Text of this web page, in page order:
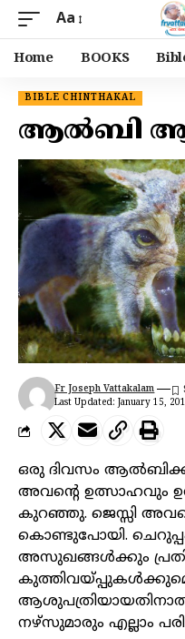
Aa
Home BOOKS
BIBLE CHINTHAKAL
ആൽബി
Last Updated: January 15,
Fr Joseph Vattakalam
ഒരു ദിവസം ആൽബിക്ക്
അവന്റെ ഉത്സാഹവും
കുറഞ്ഞു. ജെസ്സി
കൊണ്ടുപോയി.
അസുഖങ്ങൾക്കും
നഴ്സുമാരും എല്ലാം